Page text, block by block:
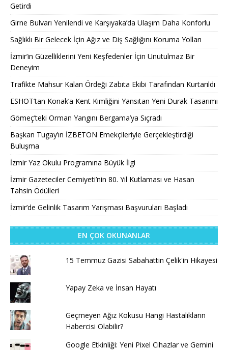
Getirdi
Girne Bulvarı Yenilendi ve Karşıyaka’da Ulaşım Daha Konforlu
Sağlıklı Bir Gelecek İçin Ağız ve Diş Sağlığını Koruma Yolları
İzmir’in Güzelliklerini Yeni Keşfedenler İçin Unutulmaz Bir
Deneyim
Trafikte Mahsur Kalan Ördeği Zabıta Ekibi Tarafından Kurtarıldı
ESHOT’tan Konak’a Kent Kimliğini Yansıtan Yeni Durak Tasarımı
Gömeç’teki Orman Yangını Bergama’ya Sıçradı
Başkan Tugay’ın İZBETON Emekçileriyle Gerçekleştirdiği
Buluşma
İzmir Yaz Okulu Programına Büyük İlgi
İzmir Gazeteciler Cemiyeti’nin 80. Yıl Kutlaması ve Hasan
Tahsin Ödülleri
İzmir’de Gelinlik Tasarım Yarışması Başvuruları Başladı
EN ÇOK OKUNANLAR
15 Temmuz Gazisi Sabahattin Çelik'in Hikayesi
Yapay Zeka ve İnsan Hayatı
Geçmeyen Ağız Kokusu Hangi Hastalıkların
Habercisi Olabilir?
Google Etkinliği: Yeni Pixel Cihazlar ve Gemini